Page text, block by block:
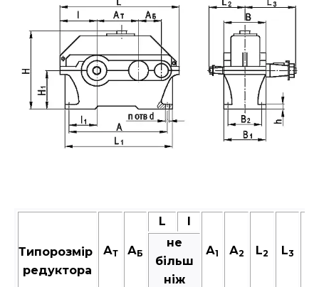
Типорозмір
редуктора
АТ АБ
L I
А1 А2 L2 L3
не
більш
ніж